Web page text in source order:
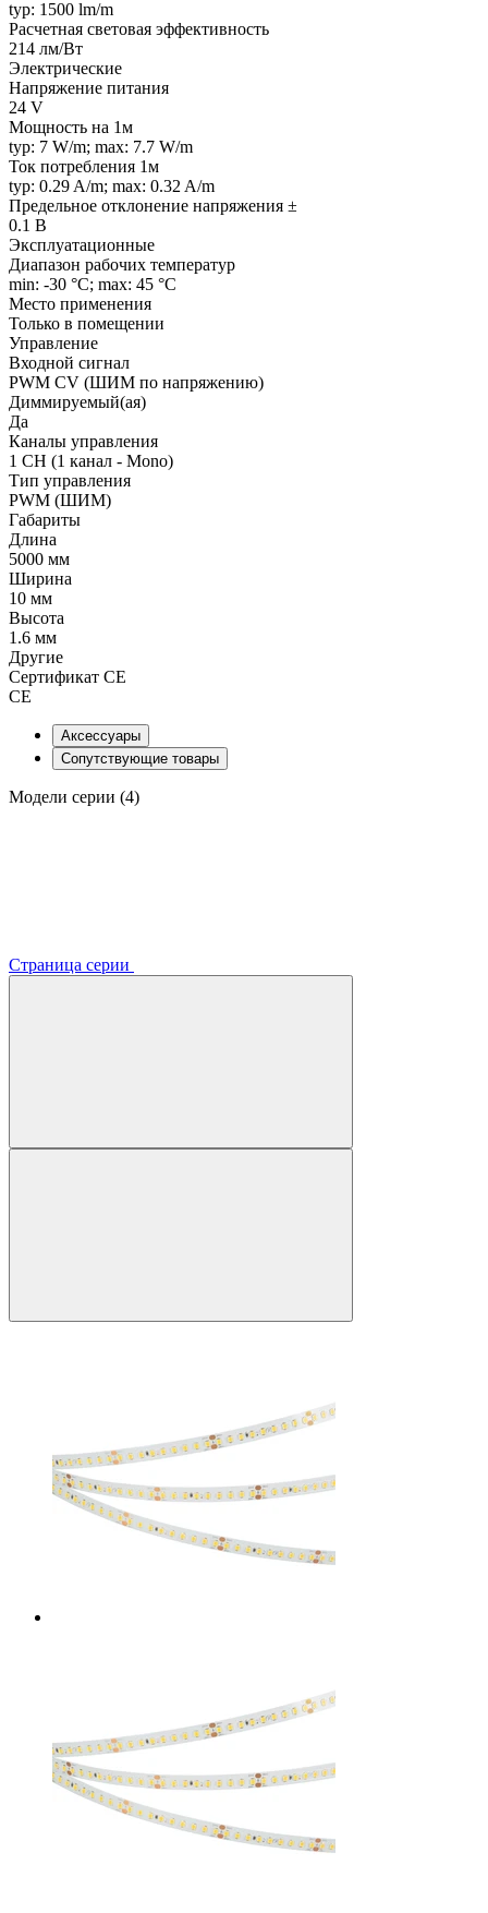
typ: 1500 lm/m
Расчетная световая эффективность
214 лм/Вт
Электрические
Напряжение питания
24 V
Мощность на 1м
typ: 7 W/m; max: 7.7 W/m
Ток потребления 1м
typ: 0.29 A/m; max: 0.32 A/m
Предельное отклонение напряжения ±
0.1 В
Эксплуатационные
Диапазон рабочих температур
min: -30 °C; max: 45 °C
Место применения
Только в помещении
Управление
Входной сигнал
PWM СV (ШИМ по напряжению)
Диммируемый(ая)
Да
Каналы управления
1 CH (1 канал - Mono)
Тип управления
PWM (ШИМ)
Габариты
Длина
5000 мм
Ширина
10 мм
Высота
1.6 мм
Другие
Сертификат CE
CE
Аксессуары
Сопутствующие товары
Модели серии (4)
Страница серии